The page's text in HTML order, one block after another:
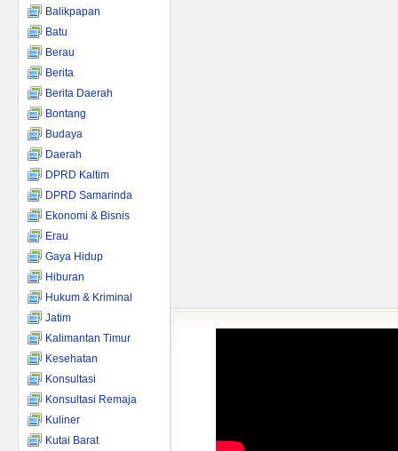
Balikpapan
Batu
Berau
Berita
Berita Daerah
Bontang
Budaya
Daerah
DPRD Kaltim
DPRD Samarinda
Ekonomi & Bisnis
Erau
Gaya Hidup
Hiburan
Hukum & Kriminal
Jatim
Kalimantan Timur
Kesehatan
Konsultasi
Konsultasi Remaja
Kuliner
Kutai Barat